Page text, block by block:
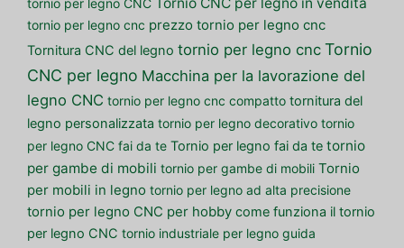
tornio per legno CNC
tornio per legno cnc prezzo tornio per legno cnc
Tornitura CNC del legno tornio per legno cnc Tornio
CNC per legno Macchina per la lavorazione del
legno CNC tornio per legno cnc compatto tornitura del
legno personalizzata tornio per legno decorativo tornio
per legno CNC fai da te Tornio per legno fai da te tornio
per gambe di mobili tornio per gambe di mobili Tornio
per mobili in legno tornio per legno ad alta precisione
tornio per legno CNC per hobby come funziona il tornio
per legno CNC tornio industriale per legno guida